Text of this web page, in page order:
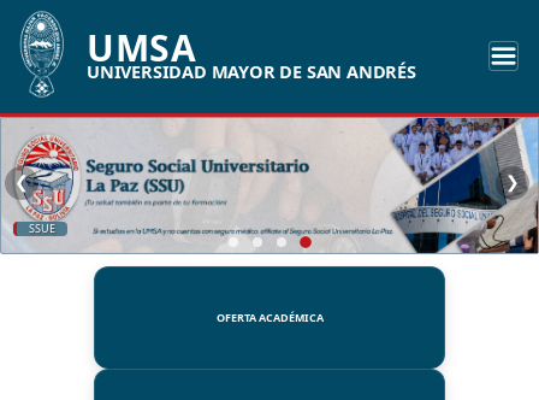
UMSA
UNIVERSIDAD MAYOR DE SAN ANDRÉS
SSUE
❮ ❯
OFERTA ACADÉMICA